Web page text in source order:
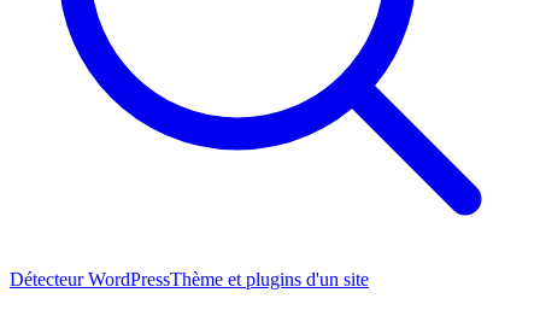
Détecteur WordPressThème et plugins d'un site